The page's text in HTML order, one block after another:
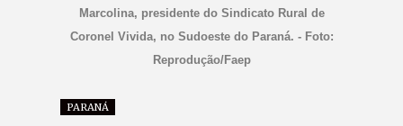
Marcolina, presidente do Sindicato Rural de
Coronel Vivida, no Sudoeste do Paraná. - Foto:
Reprodução/Faep
PARANÁ